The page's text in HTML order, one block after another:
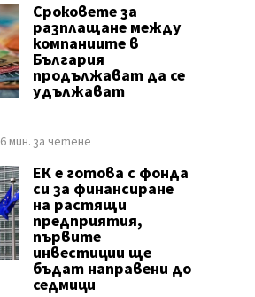
Сроковете за
разплащане между
компаниите в
България
продължават да се
удължават
6 мин. за четене
ЕК е готова с фонда
си за финансиране
на растящи
предприятия,
първите
инвестиции ще
бъдат направени до
седмици